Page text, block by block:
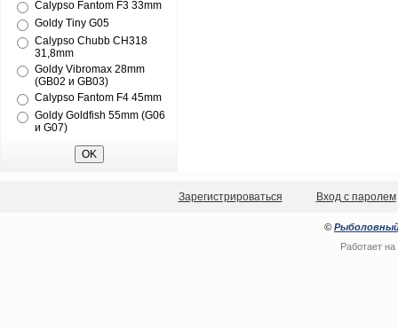
Calypso Fantom F3 33mm
Goldy Tiny G05
Calypso Chubb CH318
31,8mm
Goldy Vibromax 28mm
(GB02 и GB03)
Calypso Fantom F4 45mm
Goldy Goldfish 55mm (G06
и G07)
Зарегистрироваться Вход с паролем
© Рыболовный
Работает